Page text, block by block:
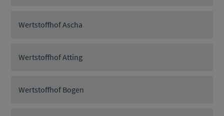
Wertstoffhof Ascha
Wertstoffhof Atting
Wertstoffhof Bogen